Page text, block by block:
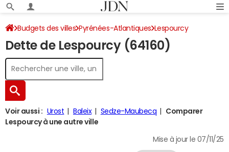
Budgets des villes Pyrénées-Atlantiques Lespourcy
Dette au 31/12/2024
Dette de Lespourcy (64160)
Voir aussi : Urost Baleix Sedze-Maubecq
Comparer
Lespourcy à une autre ville
Mise à jour le 07/11/25